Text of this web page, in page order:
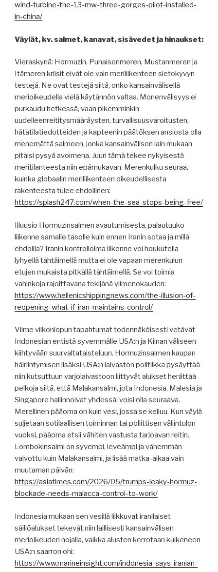
wind-turbine-the-13-mw-three-gorges-pilot-installed-
in-china/
Väylät, kv. salmet, kanavat, sisävedet ja hinaukset:
Vieraskynä: Hormuzin, Punaisenmeren, Mustanmeren ja
Itämeren kriisit eivät ole vain meriliikenteen sietokyvyn
testejä. Ne ovat testejä siitä, onko kansainvälisellä
merioikeudella vielä käytännön valtaa. Monenvälisyys ei
purkaudu hetkessä, vaan pikemminkin
uudelleenreititysmääräysten, turvallisuusvaroitusten,
hätätilatiedotteiden ja kapteenin päätöksen ansiosta olla
menemättä salmeen, jonka kansainvälisen lain mukaan
pitäisi pysyä avoimena. Juuri tämä tekee nykyisestä
meritilanteesta niin epämukavan. Merenkulku seuraa,
kuinka globaalin meriliikenteen oikeudellisesta
rakenteesta tulee ehdollinen:
https://splash247.com/when-the-sea-stops-being-free/
Illuusio Hormuzinsalmen avautumisesta, palautuuko
liikenne samalle tasolle kuin ennen Iranin sotaa ja millä
ehdoilla? Iranin kontrolloima liikenne voi houkutella
lyhyellä tähtäimellä mutta ei ole vapaan merenkulun
etujen mukaista pitkällä tähtäimellä. Se voi toimia
vahinkoja rajoittavana tekijänä ylimenokauden:
https://www.hellenicshippingnews.com/the-illusion-of-
reopening-what-if-iran-maintains-control/
Viime viikonlopun tapahtumat todennäköisesti vetävät
Indonesian entistä syvemmälle USA:n ja Kiinan väliseen
kiihtyvään suurvaltataisteluun. Hormuzinsalmen kaupan
häiriintymisen lisäksi USA:n laivaston politiikka pysäyttää
niin kutsuttuun varjolaivastoon liittyvät alukset herättää
pelkoja siitä, että Malakansalmi, jota Indonesia, Malesia ja
Singapore hallinnoivat yhdessä, voisi olla seuraava.
Merellinen pääoma on kuin vesi, jossa se kelluu. Kun väylä
suljetaan sotilaallisen toiminnan tai poliittisen väliintulon
vuoksi, pääoma etsii vähiten vastusta tarjoavan reitin.
Lombokinsalmi on syvempi, leveämpi ja vähemmän
valvottu kuin Malakansalmi, ja lisää matka-aikaa vain
muutaman päivän:
https://asiatimes.com/2026/05/trumps-leaky-hormuz-
blockade-needs-malacca-control-to-work/
Indonesia mukaan sen vesillä liikkuvat iranilaiset
säiliöalukset tekevät niin laillisesti kansainvälisen
merioikeuden nojalla, vaikka alusten kerrotaan kulkeneen
USA:n saarron ohi:
https://www.marineinsight.com/indonesia-says-iranian-